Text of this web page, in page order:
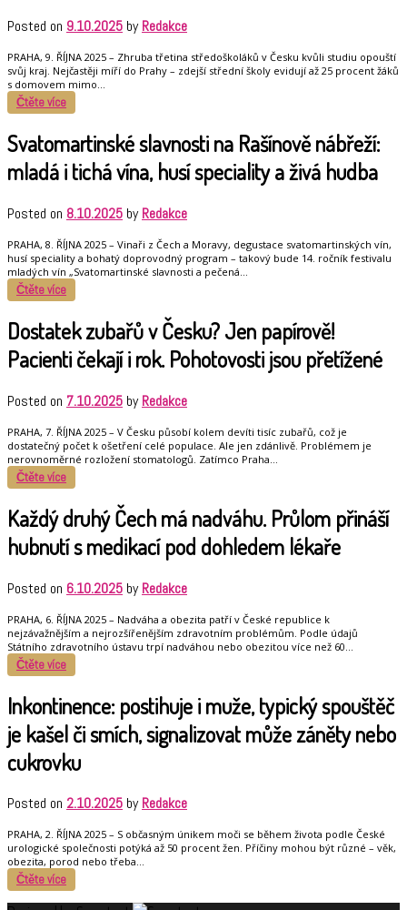
Posted on 9.10.2025 byRedakce
PRAHA, 9. ŘÍJNA 2025 – Zhruba třetina středoškoláků v Česku kvůli studiu opouští
svůj kraj. Nejčastěji míří do Prahy – zdejší střední školy evidují až 25 procent žáků
s domovem mimo…
Čtěte více
Svatomartinské slavnosti na Rašínově nábřeží:
mladá i tichá vína, husí speciality a živá hudba
Posted on 8.10.2025 byRedakce
PRAHA, 8. ŘÍJNA 2025 – Vinaři z Čech a Moravy, degustace svatomartinských vín,
husí speciality a bohatý doprovodný program – takový bude 14. ročník festivalu
mladých vín „Svatomartinské slavnosti a pečená…
Čtěte více
Dostatek zubařů v Česku? Jen papírově!
Pacienti čekají i rok. Pohotovosti jsou přetížené
Posted on 7.10.2025 byRedakce
PRAHA, 7. ŘÍJNA 2025 – V Česku působí kolem devíti tisíc zubařů, což je
dostatečný počet k ošetření celé populace. Ale jen zdánlivě. Problémem je
nerovnoměrné rozložení stomatologů. Zatímco Praha…
Čtěte více
Každý druhý Čech má nadváhu. Průlom přináší
hubnutí s medikací pod dohledem lékaře
Posted on 6.10.2025 byRedakce
PRAHA, 6. ŘÍJNA 2025 – Nadváha a obezita patří v České republice k
nejzávažnějším a nejrozšířenějším zdravotním problémům. Podle údajů
Státního zdravotního ústavu trpí nadváhou nebo obezitou více než 60…
Čtěte více
Inkontinence: postihuje i muže, typický spouštěč
je kašel či smích, signalizovat může záněty nebo
cukrovku
Posted on 2.10.2025 byRedakce
PRAHA, 2. ŘÍJNA 2025 – S občasným únikem moči se během života podle České
urologické společnosti potýká až 50 procent žen. Příčiny mohou být různé – věk,
obezita, porod nebo třeba…
Čtěte více